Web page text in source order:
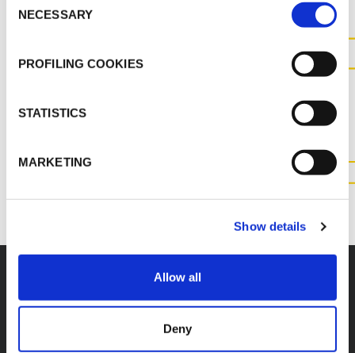
Selection
NECESSARY
PROFILING COOKIES
STATISTICS
MARKETING
Show details
Allow all
DenyHEADQUARTER